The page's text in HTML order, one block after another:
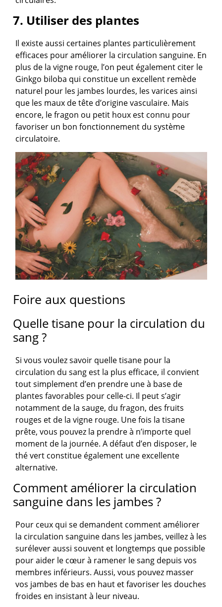
7. Utiliser des plantes
Il existe aussi certaines plantes particulièrement
efficaces pour améliorer la circulation sanguine. En
plus de la vigne rouge, l’on peut également citer le
Ginkgo biloba qui constitue un excellent remède
naturel pour les jambes lourdes, les varices ainsi
que les maux de tête d’origine vasculaire. Mais
encore, le fragon ou petit houx est connu pour
favoriser un bon fonctionnement du système
circulatoire.
Foire aux questions
Quelle tisane pour la circulation du
sang ?
Si vous voulez savoir quelle tisane pour la
circulation du sang est la plus efficace, il convient
tout simplement d’en prendre une à base de
plantes favorables pour celle-ci. Il peut s’agir
notamment de la sauge, du fragon, des fruits
rouges et de la vigne rouge. Une fois la tisane
prête, vous pouvez la prendre à n’importe quel
moment de la journée. A défaut d’en disposer, le
thé vert constitue également une excellente
alternative.
Comment améliorer la circulation
sanguine dans les jambes ?
Pour ceux qui se demandent comment améliorer
la circulation sanguine dans les jambes, veillez à les
surélever aussi souvent et longtemps que possible
pour aider le cœur à ramener le sang depuis vos
membres inférieurs. Aussi, vous pouvez masser
vos jambes de bas en haut et favoriser les douches
froides en insistant à leur niveau.